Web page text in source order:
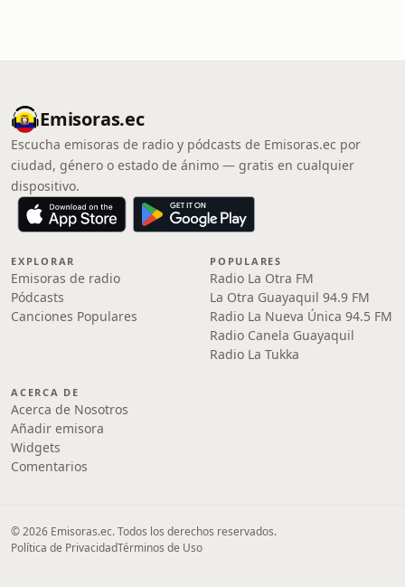
Emisoras.ec
Escucha emisoras de radio y pódcasts de Emisoras.ec por
ciudad, género o estado de ánimo — gratis en cualquier
dispositivo.
EXPLORAR
Emisoras de radio
Pódcasts
Canciones Populares
POPULARES
Radio La Otra FM
La Otra Guayaquil 94.9 FM
Radio La Nueva Única 94.5 FM
Radio Canela Guayaquil
Radio La Tukka
ACERCA DE
Acerca de Nosotros
Añadir emisora
Widgets
Comentarios
© 2026 Emisoras.ec. Todos los derechos reservados.
Política de PrivacidadTérminos de Uso